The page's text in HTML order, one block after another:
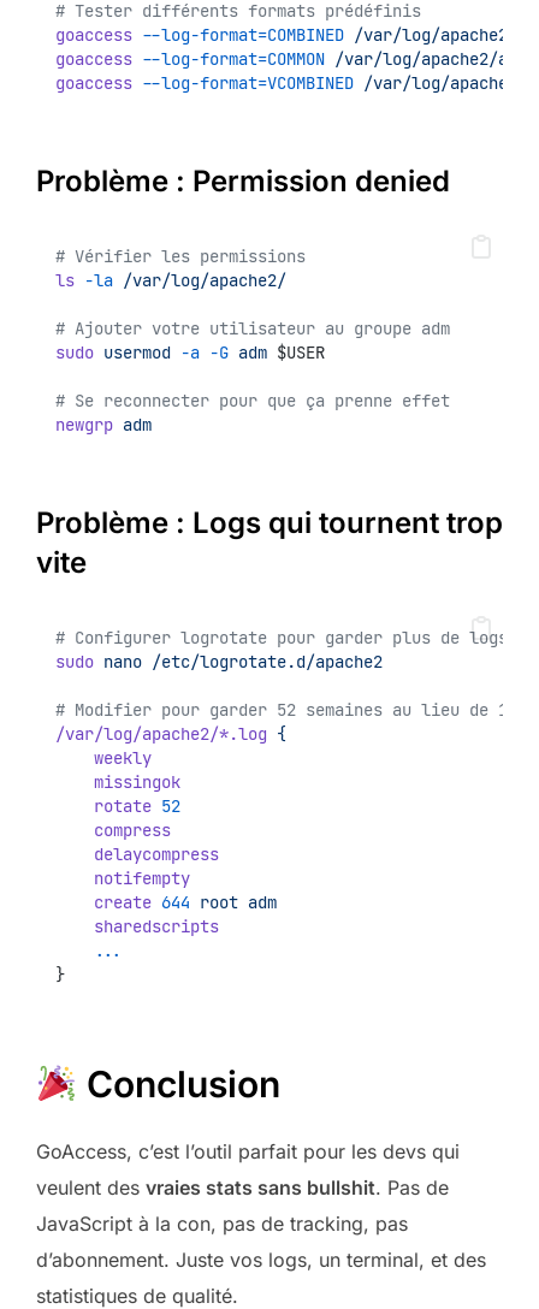
# Tester différents formats prédéfinis
goaccess --log-format=COMBINED /var/log/apache2/
goaccess --log-format=COMMON /var/log/apache2/
goaccess --log-format=VCOMBINED /var/log/apache2/
Problème : Permission denied
# Vérifier les permissions
ls -la /var/log/apache2/
# Ajouter votre utilisateur au groupe adm
sudo usermod -a -G adm $USER
# Se reconnecter pour que ça prenne effet
newgrp adm
Problème : Logs qui tournent trop
vite
# Configurer logrotate pour garder plus de logs
sudo nano /etc/logrotate.d/apache2
# Modifier pour garder 52 semaines au lieu de 14
/var/log/apache2/*.log {
weekly
missingok
rotate 52
compress
delaycompress
notifempty
create 644 root adm
sharedscripts
...
}
Conclusion
GoAccess, c’est l’outil parfait pour les devs qui
veulent des vraies stats sans bullshit. Pas de
JavaScript à la con, pas de tracking, pas
d’abonnement. Juste vos logs, un terminal, et des
statistiques de qualité.